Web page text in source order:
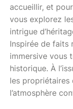
accueillir, et
vous explorez
intrigue
Inspirée de faits
immersive vous
historique. À
les propriétaires
l’atmosphère